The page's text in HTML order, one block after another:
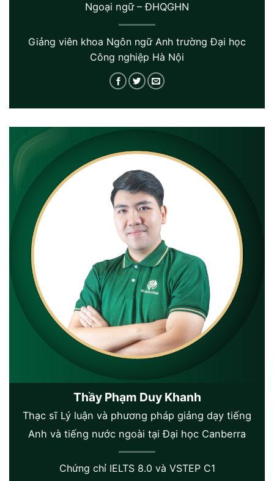
Ngoại ngữ – ĐHQGHN
Giảng viên khoa Ngôn ngữ Anh trường Đại học
Công nghiệp Hà Nội
Thầy Phạm Duy Khanh
Thạc sĩ Lý luận và phương pháp giảng dạy tiếng
Anh và tiếng nước ngoài tại Đại học Canberra
Chứng chỉ IELTS 8.0 và VSTEP C1